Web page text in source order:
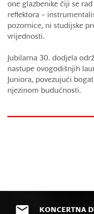
one glazbenike čiji se
reflektora –
pozornice, ni studijske
vrijednosti.
Jubilarna 30. dodjela
nastupe ovogodišnjih
Juniora, povezujući
njezinom budućnosti.
KONCERTNA